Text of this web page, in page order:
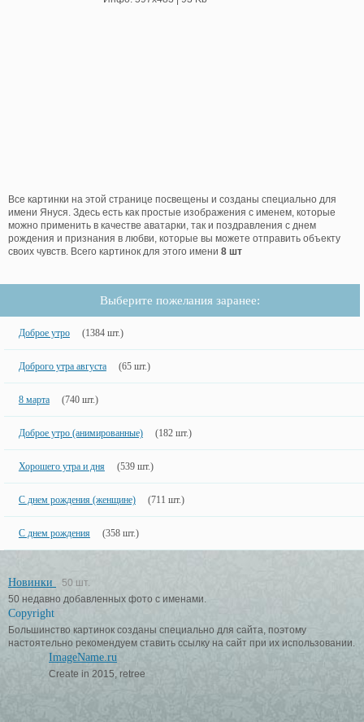
Все картинки на этой странице посвещены и созданы специально для
имени Януся. Здесь есть как простые изображения с именем, которые
можно применить в качестве аватарки, так и поздравления с днем
рождения и признания в любви, которые вы можете отправить объекту
своих чувств. Всего картинок для этого имени 8 шт
Выберите пожелания заранее:
Доброе утро (1384 шт.)
Доброго утра августа (65 шт.)
8 марта (740 шт.)
Доброе утро (анимированные) (182 шт.)
Хорошего утра и дня (539 шт.)
С днем рождения (женщине) (711 шт.)
С днем рождения (358 шт.)
Новинки
50 шт.
50 недавно добавленных фото с именами.
Copyright
Большинство картинок созданы специально для сайта, поэтому
настоятельно рекомендуем ставить ссылку на сайт при их использовании.
ImageName.ru
Create in 2015, retree